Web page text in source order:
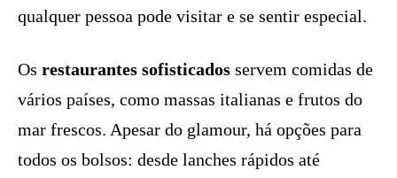
qualquer pessoa pode visitar e se sentir especial.
Os restaurantes sofisticados servem comidas de
vários países, como massas italianas e frutos do
mar frescos. Apesar do glamour, há opções para
todos os bolsos: desde lanches rápidos até